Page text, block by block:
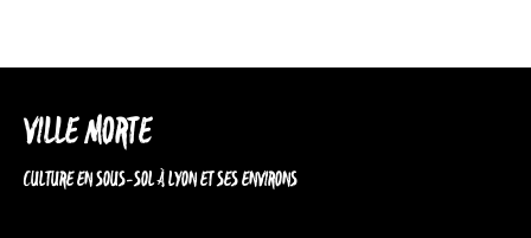
VILLE MORTE
CULTURE EN SOUS-SOL À LYON ET SES ENVIRONS